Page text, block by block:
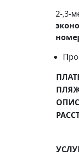
2-,3-